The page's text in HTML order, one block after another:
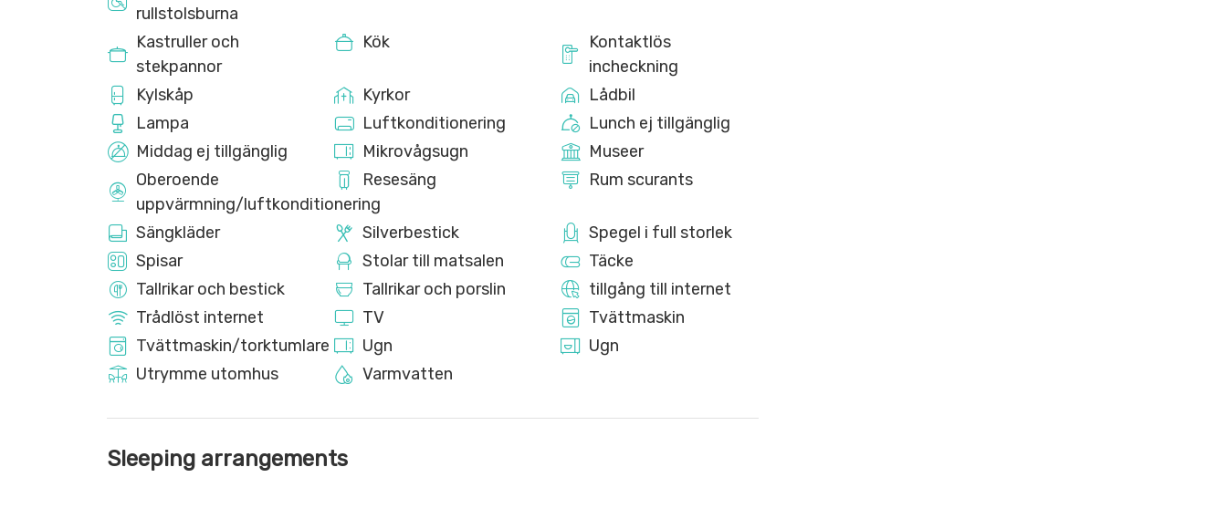
rullstolsburna
Kastruller och
stekpannor
Kök
Kontaktlös
incheckning
Kylskåp
Kyrkor
Lådbil
Lampa
Luftkonditionering
Lunch ej tillgänglig
Middag ej tillgänglig
Mikrovågsugn
Museer
Oberoende
uppvärmning/luftkonditionering
Resesäng Rum scurants
Sängkläder Silverbestick
Spegel i full storlek
Spisar
Stolar till matsalen
Täcke
Tallrikar och bestick
Tallrikar och porslin
tillgång till internet
Trådlöst internet
TV
Tvättmaskin
Tvättmaskin/torktumlare
Ugn
Ugn
Utrymme utomhus
Varmvatten
Sleeping arrangements